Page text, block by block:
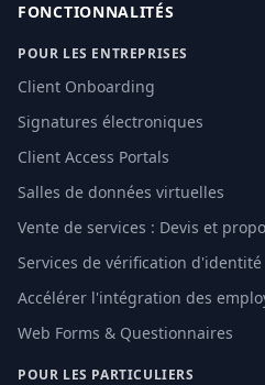
FONCTIONNALITÉS
POUR LES ENTREPRISES
Client Onboarding
Signatures électroniques
Client Access Portals
Salles de données virtuelles
Vente de services : Devis et
Services de vérification d'identité
Accélérer l'intégration des
Web Forms & Questionnaires
POUR LES PARTICULIERS